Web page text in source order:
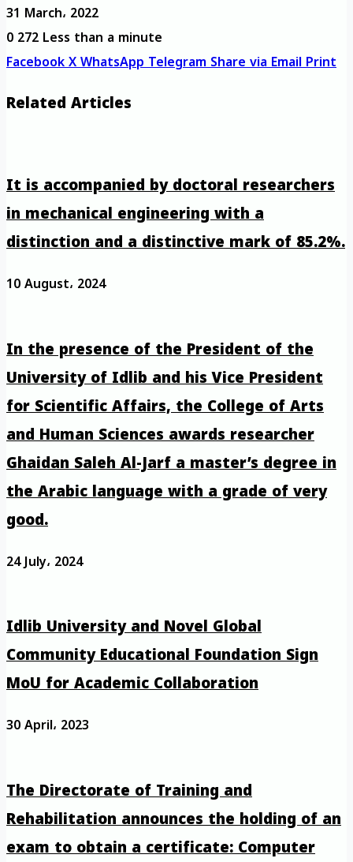
31 March، 2022
0272Less than a minute
FacebookXWhatsAppTelegramShare via EmailPrint
Related Articles
It is accompanied by doctoral researchers
in mechanical engineering with a
distinction and a distinctive mark of 85.2%.
10 August، 2024
In the presence of the President of the
University of Idlib and his Vice President
for Scientific Affairs, the College of Arts
and Human Sciences awards researcher
Ghaidan Saleh Al-Jarf a master’s degree in
the Arabic language with a grade of very
good.
24 July، 2024
Idlib University and Novel Global
Community Educational Foundation Sign
MoU for Academic Collaboration
30 April، 2023
The Directorate of Training and
Rehabilitation announces the holding of an
exam to obtain a certificate: Computer